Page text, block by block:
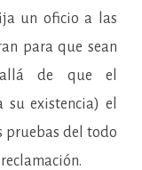
un oficio a las
para que sean
allá de que el
existencia) el
pruebas del todo